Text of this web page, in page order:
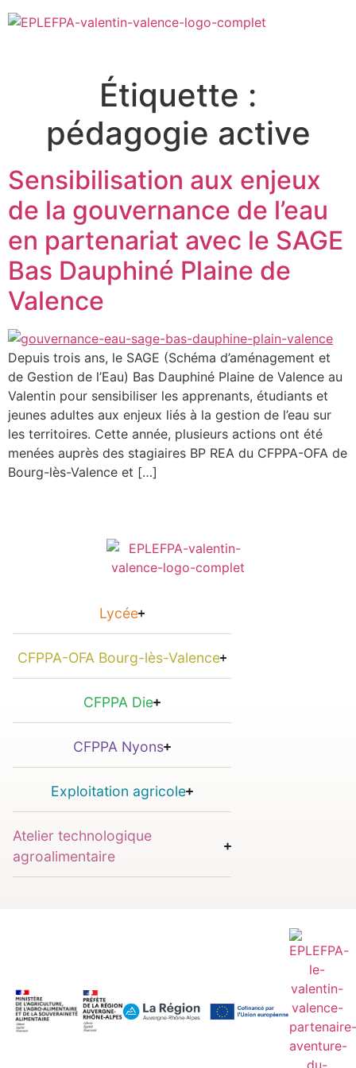
Étiquette :
pédagogie active
Sensibilisation aux enjeux
de la gouvernance de l’eau
en partenariat avec le SAGE
Bas Dauphiné Plaine de
Valence
Depuis trois ans, le SAGE (Schéma d’aménagement et
de Gestion de l’Eau) Bas Dauphiné Plaine de Valence au
Valentin pour sensibiliser les apprenants, étudiants et
jeunes adultes aux enjeux liés à la gestion de l’eau sur
les territoires. Cette année, plusieurs actions ont été
menées auprès des stagiaires BP REA du CFPPA-OFA de
Bourg-lès-Valence et […]
Lycée
CFPPA-OFA Bourg-lès-Valence
CFPPA Die
CFPPA Nyons
Exploitation agricole
Atelier technologique
agroalimentaire